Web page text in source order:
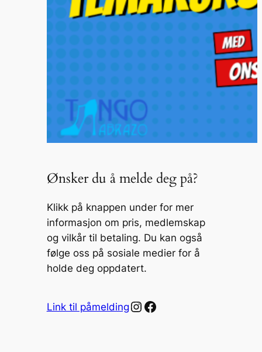
Ønsker du å melde deg på?
Klikk på knappen under for mer
informasjon om pris, medlemskap
og vilkår til betaling. Du kan også
følge oss på sosiale medier for å
holde deg oppdatert.
Link til påmeldingInstagram Facebook